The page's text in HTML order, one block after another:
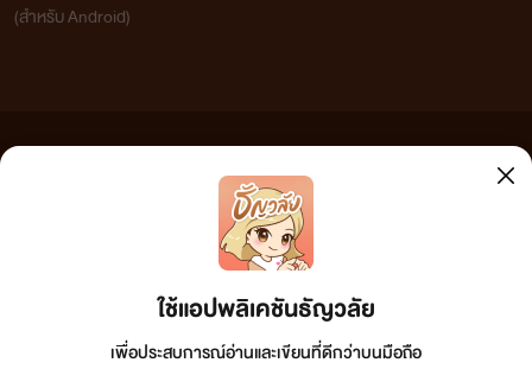
ใช้แอปพลิเคชันธัญวลัย
เพื่อประสบการณ์อ่านและเขียนที่ดีกว่าบนมือถือ
(สำหรับ Android)
เว็บไซต์แห่งนี้ไม่ได้เห็นด้วยและไม่ขอรับผิดชอบต่อข้อความใดๆ ทั้งสิ้น ดังนั้นผู้อ่านทุกท่านโปรดใช้
วิจารณญาณในการกลั่นกรองด้วยตนเอง และหากท่านพบข้อความใดๆ ที่ขัดต่อกฎหมายและศีลธรรม
กรุณาแจ้งมาที่ tunwalai@ookbee.com เพื่อทีมงานจะได้ดำเนินการในทันที ทั้งนี้ ทางเว็บไซต์ขอสงวน
ลิขสิทธิ์ตามพระราชบัญญัติลิขสิทธิ์ (ฉบับเพิ่มเติม) พ.ศ.2558